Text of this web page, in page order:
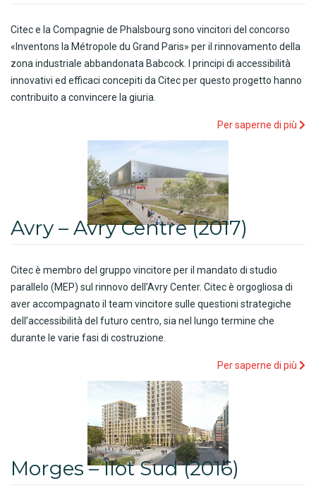
Citec e la Compagnie de Phalsbourg sono vincitori del concorso
«Inventons la Métropole du Grand Paris» per il rinnovamento della
zona industriale abbandonata Babcock. I principi di accessibilità
innovativi ed efficaci concepiti da Citec per questo progetto hanno
contribuito a convincere la giuria.
Per saperne di più
Avry – Avry Centre (2017)
Citec è membro del gruppo vincitore per il mandato di studio
parallelo (MEP) sul rinnovo dell’Avry Center. Citec è orgogliosa di
aver accompagnato il team vincitore sulle questioni strategiche
dell’accessibilità del futuro centro, sia nel lungo termine che
durante le varie fasi di costruzione.
Per saperne di più
Morges – Îlot Sud (2016)